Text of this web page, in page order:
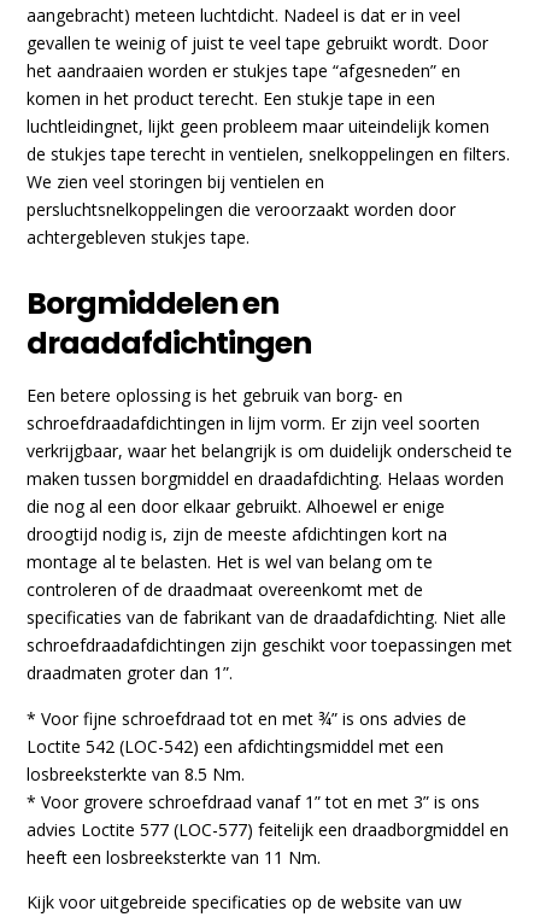
aangebracht) meteen luchtdicht. Nadeel is dat er in veel
gevallen te weinig of juist te veel tape gebruikt wordt. Door
het aandraaien worden er stukjes tape “afgesneden” en
komen in het product terecht. Een stukje tape in een
luchtleidingnet, lijkt geen probleem maar uiteindelijk komen
de stukjes tape terecht in ventielen, snelkoppelingen en filters.
We zien veel storingen bij ventielen en
persluchtsnelkoppelingen die veroorzaakt worden door
achtergebleven stukjes tape.
Borgmiddelen en
draadafdichtingen
Een betere oplossing is het gebruik van borg- en
schroefdraadafdichtingen in lijm vorm. Er zijn veel soorten
verkrijgbaar, waar het belangrijk is om duidelijk onderscheid te
maken tussen borgmiddel en draadafdichting. Helaas worden
die nog al een door elkaar gebruikt. Alhoewel er enige
droogtijd nodig is, zijn de meeste afdichtingen kort na
montage al te belasten. Het is wel van belang om te
controleren of de draadmaat overeenkomt met de
specificaties van de fabrikant van de draadafdichting. Niet alle
schroefdraadafdichtingen zijn geschikt voor toepassingen met
draadmaten groter dan 1”.
* Voor fijne schroefdraad tot en met ¾” is ons advies de
Loctite 542 (LOC-542) een afdichtingsmiddel met een
losbreeksterkte van 8.5 Nm.
* Voor grovere schroefdraad vanaf 1” tot en met 3” is ons
advies Loctite 577 (LOC-577) feitelijk een draadborgmiddel en
heeft een losbreeksterkte van 11 Nm.
Kijk voor uitgebreide specificaties op de website van uw